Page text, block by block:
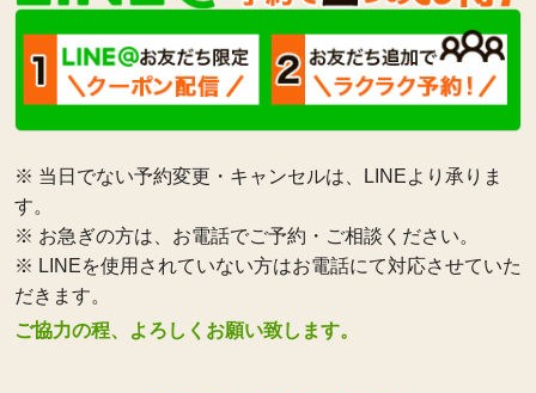
※ 当日でない予約変更・キャンセルは、LINEより承りま
す。
※ お急ぎの方は、お電話でご予約・ご相談ください。
※ LINEを使用されていない方はお電話にて対応させていた
だきます。
ご協力の程、よろしくお願い致します。